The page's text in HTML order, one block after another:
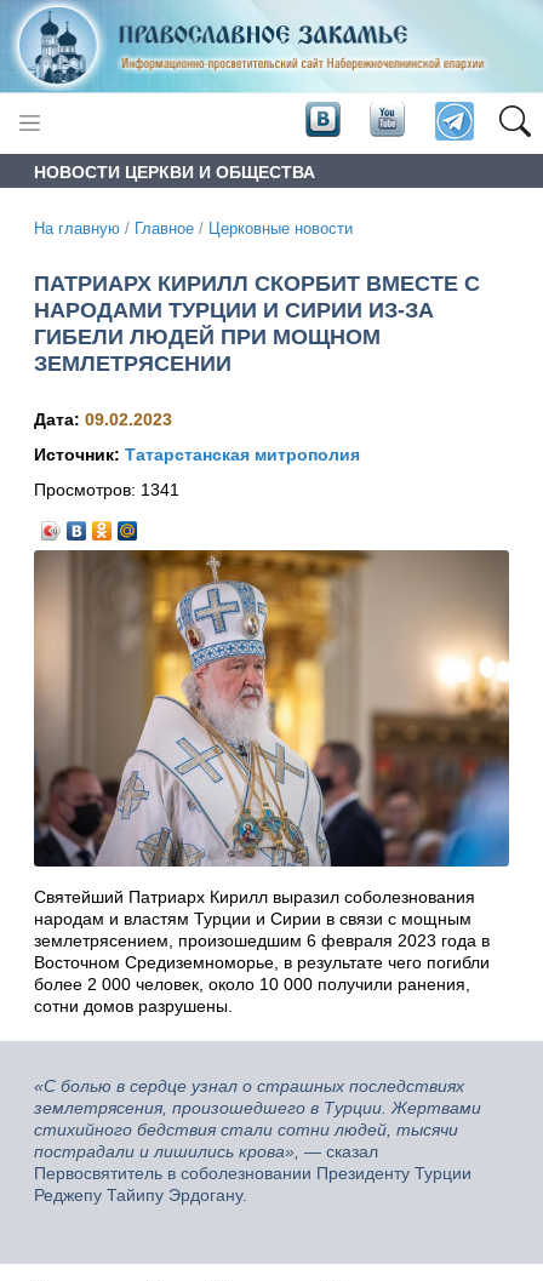
НОВОСТИ ЦЕРКВИ И ОБЩЕСТВА
На главную / Главное / Церковные новости
ПАТРИАРХ КИРИЛЛ СКОРБИТ ВМЕСТЕ С
НАРОДАМИ ТУРЦИИ И СИРИИ ИЗ-ЗА
ГИБЕЛИ ЛЮДЕЙ ПРИ МОЩНОМ
ЗЕМЛЕТРЯСЕНИИ
Дата: 09.02.2023
Источник: Татарстанская митрополия
Просмотров: 1341
Святейший Патриарх Кирилл выразил соболезнования
народам и властям Турции и Сирии в связи с мощным
землетрясением, произошедшим 6 февраля 2023 года в
Восточном Средиземноморье, в результате чего погибли
более 2 000 человек, около 10 000 получили ранения,
сотни домов разрушены.
«С болью в сердце узнал о страшных последствиях
землетрясения, произошедшего в Турции. Жертвами
стихийного бедствия стали сотни людей, тысячи
пострадали и лишились крова», — сказал
Первосвятитель в соболезновании Президенту Турции
Реджепу Тайипу Эрдогану.